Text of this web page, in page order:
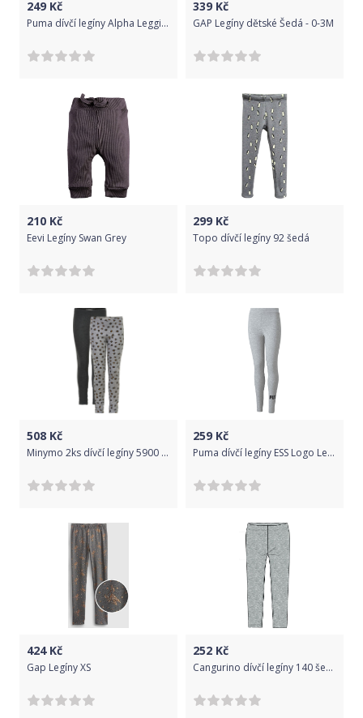
249 Kč
Puma dívčí legíny Alpha Leggings G Light Gray Heather 116 šedá
339 Kč
GAP Legíny dětské Šedá - 0-3M
210 Kč
Eevi Legíny Swan Grey
299 Kč
Topo dívčí legíny 92 šedá
508 Kč
Minymo 2ks dívčí legíny 5900 - 131 Velikost: 140
259 Kč
Puma dívčí legíny ESS Logo Leggings 104 šedá
424Kč
Gap Legíny XS
252 Kč
Cangurino dívčí legíny 140 šedá